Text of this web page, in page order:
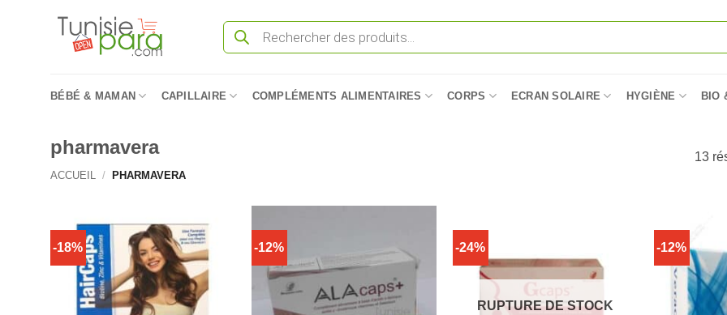
Recherche
produits
BÉBÉ & MAMAN CAPILLAIRE COMPLÉMENTS ALIMENTAIRES CORPS ECRAN SOLAIRE HYGIÈNE BIO
pharmavera
ACCUEIL / PHARMAVERA
13
-18% -12% -24%
RUPTURE DE STOCK
-12%